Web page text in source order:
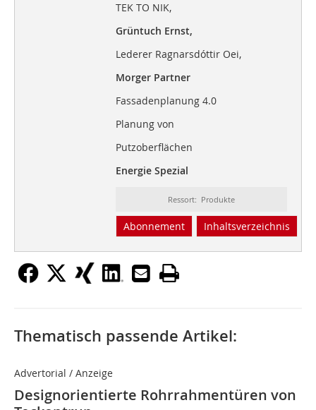
TEK TO NIK,
Grüntuch Ernst,
Lederer Ragnarsdóttir Oei,
Morger Partner
Fassadenplanung 4.0
Planung von
Putzoberflächen
Energie Spezial
Ressort: Produkte
Abonnement Inhaltsverzeichnis
Thematisch passende Artikel:
Advertorial / Anzeige
Designorientierte Rohrrahmentüren von